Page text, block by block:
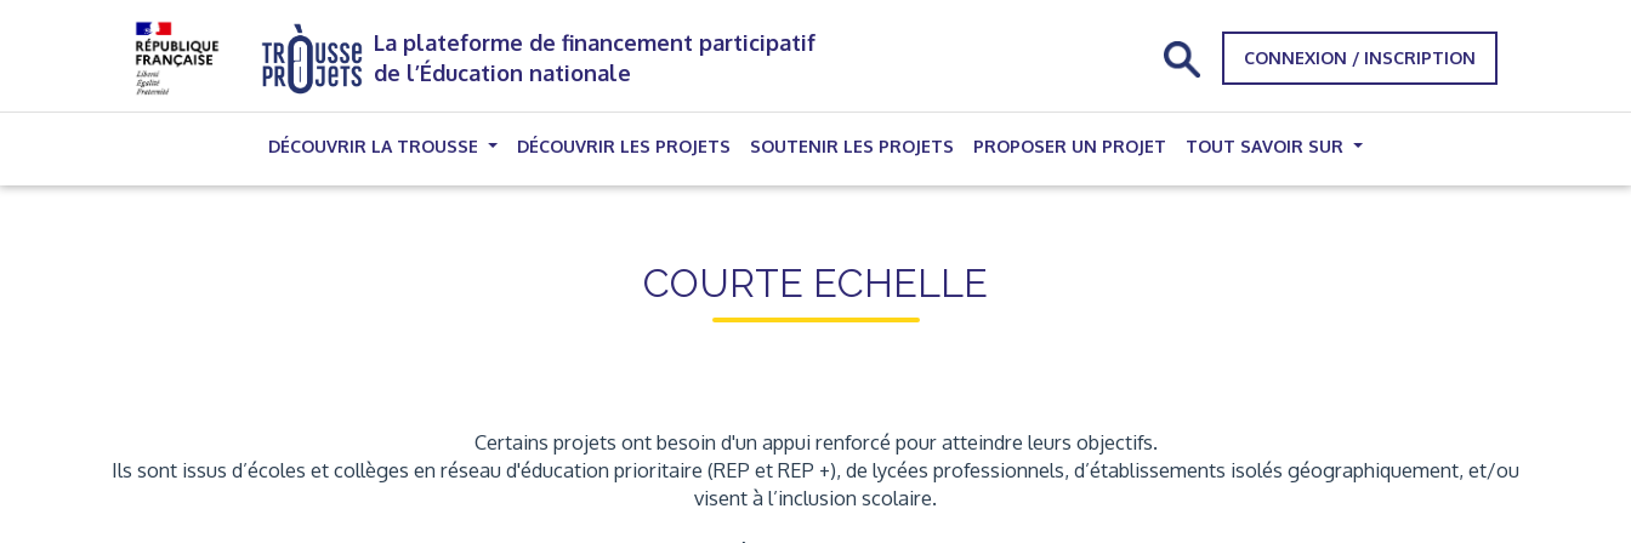
La plateforme de financement participatif
de l’Éducation nationale
CONNEXION / INSCRIPTION
DÉCOUVRIR LA TROUSSE DÉCOUVRIR LES PROJETS (CURRENT)
SOUTENIR LES PROJETS PROPOSER UN PROJET TOUT SAVOIR SUR
COURTE ECHELLE
Certains projets ont besoin d'un appui renforcé pour atteindre leurs objectifs.
Ils sont issus d’écoles et collèges en réseau d'éducation prioritaire (REP et REP +), de lycées professionnels, d’établissements isolés géographiquement, et/ou
visent à l’inclusion scolaire.